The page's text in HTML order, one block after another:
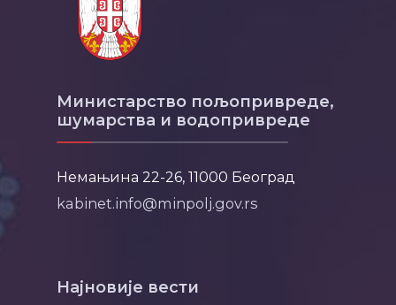
Министарство пољопривреде,
шумарства и водопривреде
Немањина 22-26, 11000 Београд
kabinet.info@minpolj.gov.rs
Најновије вести